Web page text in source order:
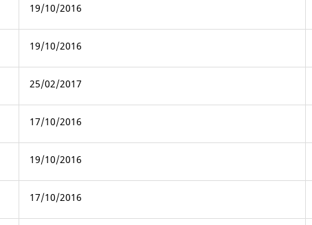
19/10/2016
19/10/2016
25/02/2017
17/10/2016
19/10/2016
17/10/2016